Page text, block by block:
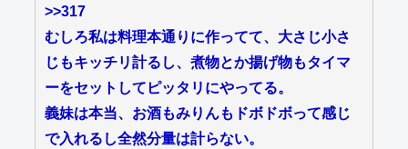
>>317
むしろ私は料理本通りに作ってて、大さじ小さ
じもキッチリ計るし、煮物とか揚げ物もタイマ
ーをセットしてピッタリにやってる。
義妹は本当、お酒もみりんもドボドボって感じ
で入れるし全然分量は計らない。